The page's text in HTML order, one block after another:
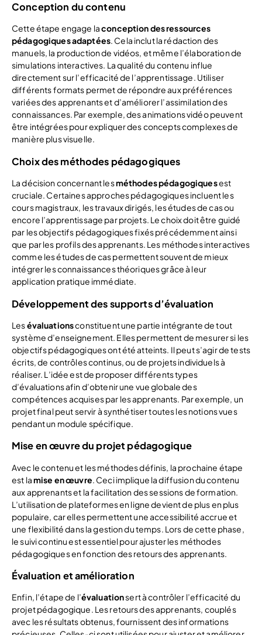
Conception du contenu
Cette étape engage laconception des ressources
pédagogiques adaptées. Cela inclut la rédaction des
manuels, la production de vidéos, et même l’élaboration de
simulations interactives. La qualité du contenu influe
directement sur l’efficacité de l’apprentissage. Utiliser
différents formats permet de répondre aux préférences
variées des apprenants et d’améliorer l’assimilation des
connaissances. Par exemple, des animations vidéo peuvent
être intégrées pour expliquer des concepts complexes de
manière plus visuelle.
Choix des méthodes pédagogiques
La décision concernant lesméthodes pédagogiquesest
cruciale. Certaines approches pédagogiques incluent les
cours magistraux, les travaux dirigés, les études de cas ou
encore l’apprentissage par projets. Le choix doit être guidé
par les objectifs pédagogiques fixés précédemment ainsi
que par les profils des apprenants. Les méthodes interactives
comme les études de cas permettent souvent de mieux
intégrer les connaissances théoriques grâce à leur
application pratique immédiate.
Développement des supports d’évaluation
Lesévaluationsconstituent une partie intégrante de tout
système d’enseignement. Elles permettent de mesurer si les
objectifs pédagogiques ont été atteints. Il peut s’agir de tests
écrits, de contrôles continus, ou de projets individuels à
réaliser. L’idée est de proposer différents types
d’évaluations afin d’obtenir une vue globale des
compétences acquises par les apprenants. Par exemple, un
projet final peut servir à synthétiser toutes les notions vues
pendant un module spécifique.
Mise en œuvre du projet pédagogique
Avec le contenu et les méthodes définis, la prochaine étape
est lamise en œuvre. Ceci implique la diffusion du contenu
aux apprenants et la facilitation des sessions de formation.
L’utilisation de plateformes en ligne devient de plus en plus
populaire, car elles permettent une accessibilité accrue et
une flexibilité dans la gestion du temps. Lors de cette phase,
le suivi continu est essentiel pour ajuster les méthodes
pédagogiques en fonction des retours des apprenants.
Évaluation et amélioration
Enfin, l’étape de l’évaluationsert à contrôler l’efficacité du
projet pédagogique. Les retours des apprenants, couplés
avec les résultats obtenus, fournissent des informations